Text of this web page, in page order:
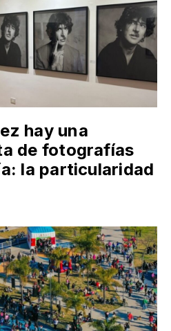
hay una
de fotografías
la particularidad